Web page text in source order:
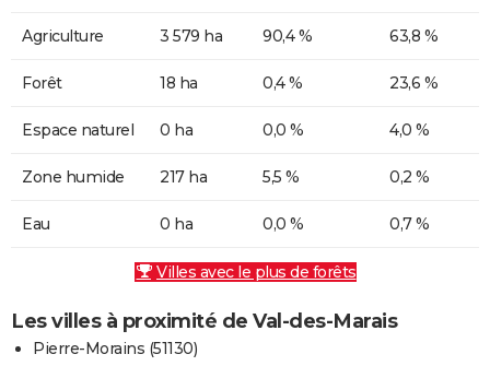
Agriculture 3 579 ha 90,4 % 63,8 %
Forêt 18 ha 0,4 % 23,6 %
Espace naturel 0 ha 0,0 % 4,0 %
Zone humide 217 ha 5,5 % 0,2 %
Eau 0 ha 0,0 % 0,7 %
Villes avec le plus de forêts
Les villes à proximité de Val-des-Marais
Pierre-Morains (51130)